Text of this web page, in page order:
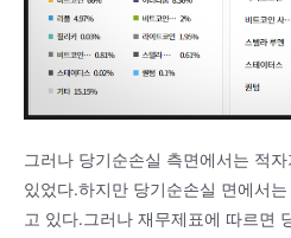
그러나 당기순손실 측면에서는 적
있었다.하지만 당기순손실 면에서
고 있다.그러나 재무제표에 따르면